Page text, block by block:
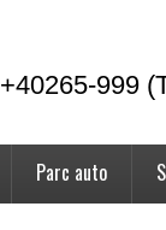
+40265-999
Parc auto